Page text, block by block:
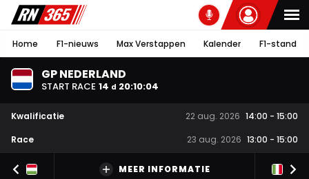
Home F1-nieuws Max Verstappen Kalender F1-stand
GP NEDERLAND
START RACE 14 d 20:10:03
Kwalificatie 22 aug. 2026 14:00 - 15:00
Race
23 aug. 2026 13:00 - 15:00
MEER INFORMATIE